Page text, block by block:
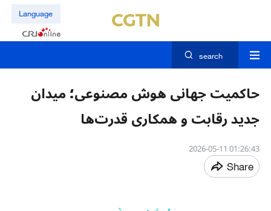
Language
search
حاکمیت جهانی هوش مصنوعی؛ میدان
جدید رقابت و همکاری قدرت‌ها
01:26:43 2026-05-11
Share